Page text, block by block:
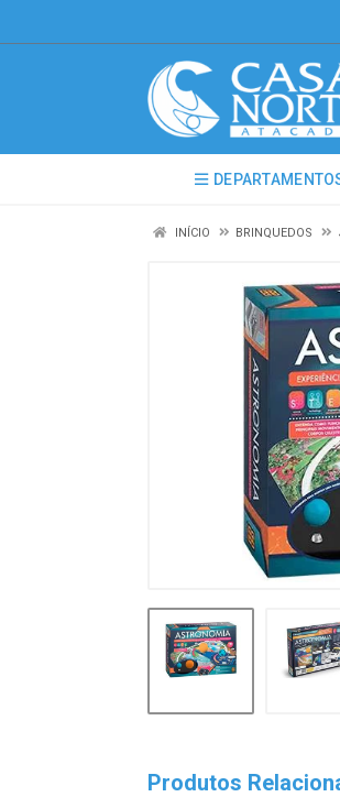
INÍCIO BRINQUEDOS
Produtos